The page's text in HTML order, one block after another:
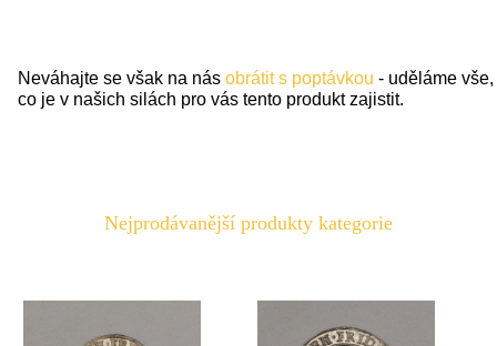
Neváhajte se však na nás obrátit s poptávkou - uděláme vše,
co je v našich silách pro vás tento produkt zajistit.
Nejprodávanější produkty kategorie